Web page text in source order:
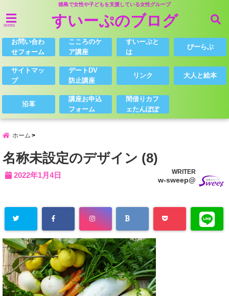
徳島で女性や子どもを支援している女性グループ
menu すいーぷのブログ
お問い合わ
せフォーム
こころのケ
ア講座
すいーぷと
は
びーらぶ
サイトマッ
プ
デートDV
防止講座
リンク 大人と絵本
沿革
講座お申込
フォーム
間借りカフ
ェたんぽぽ
ホーム
名称未設定のデザイン (8)
2022年1月4日 WRITER
w-sweep@